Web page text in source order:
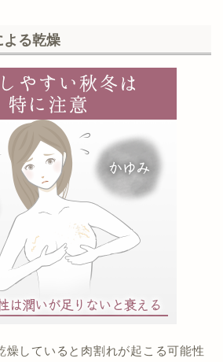
る乾燥
燥していると肉割れが起こる可能性